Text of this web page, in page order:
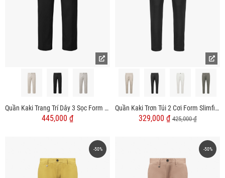
Quần Kaki Trang Trí Dây 3 Sọc Form Straight QK033
445,000 ₫
Quần Kaki Trơn Túi 2 Cơi Form Slimfit QK034
329,000 ₫425,000 ₫
-50% -50%